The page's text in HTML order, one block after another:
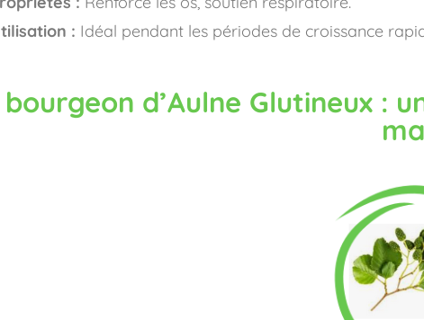
: Idéal pendant les périodes de croissance
bourgeon d’Aulne Glutineux :